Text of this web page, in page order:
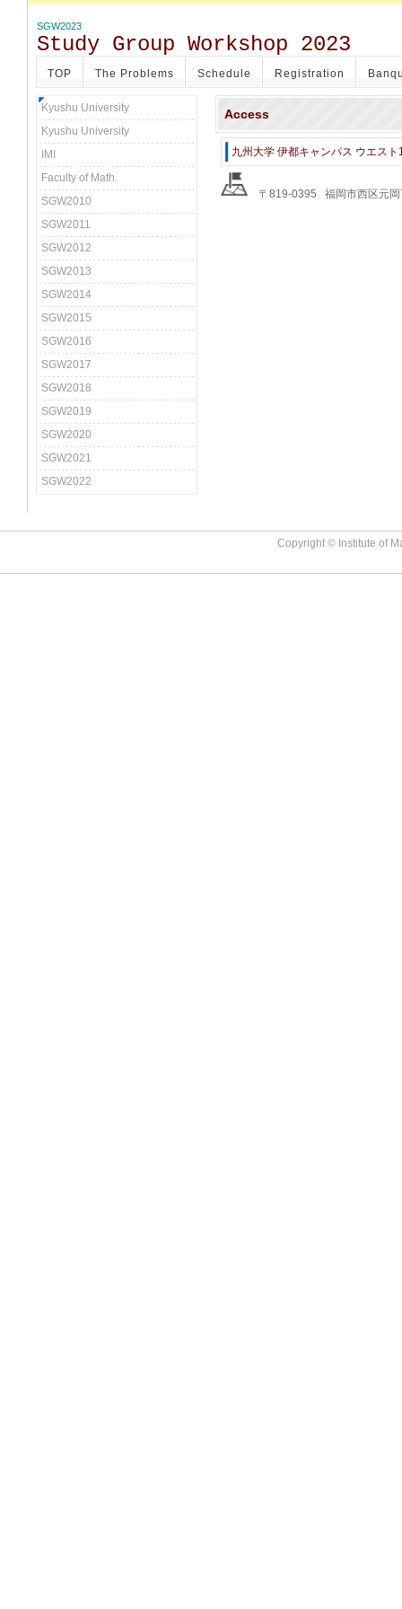
SGW2023
Study Group Workshop 2023
TOP The Problems Schedule Registration
Kyushu University
Kyushu University
IMI
Faculty of Math.
SGW2010
SGW2011
SGW2012
SGW2013
SGW2014
SGW2015
SGW2016
SGW2017
SGW2018
SGW2019
SGW2020
SGW2021
SGW2022
Access
九州大学 伊都キャンパス ウエス
〒819-0395 福岡市西区元
Copyright © Institute of